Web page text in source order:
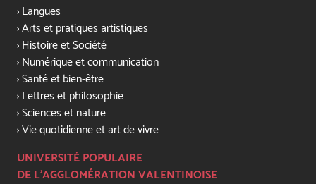
Langues
Arts et pratiques artistiques
Histoire et Société
Numérique et communication
Santé et bien-être
Lettres et philosophie
Sciences et nature
Vie quotidienne et art de vivre
UNIVERSITÉ POPULAIRE
DE L'AGGLOMÉRATION VALENTINOISE